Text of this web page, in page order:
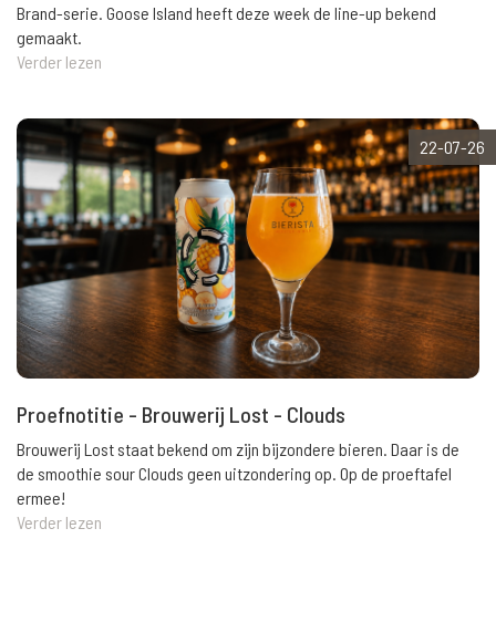
Brand-serie. Goose Island heeft deze week de line-up bekend
gemaakt.
Verder lezen
22-07-26
Proefnotitie - Brouwerij Lost - Clouds
Brouwerij Lost staat bekend om zijn bijzondere bieren. Daar is de
de smoothie sour Clouds geen uitzondering op. Op de proeftafel
ermee!
Verder lezen